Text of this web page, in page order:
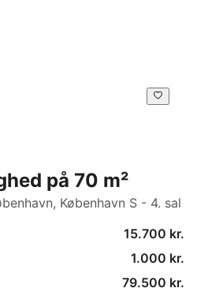
på 70 m²
København S - 4. sal
15.700 kr.
1.000 kr.
79.500 kr.